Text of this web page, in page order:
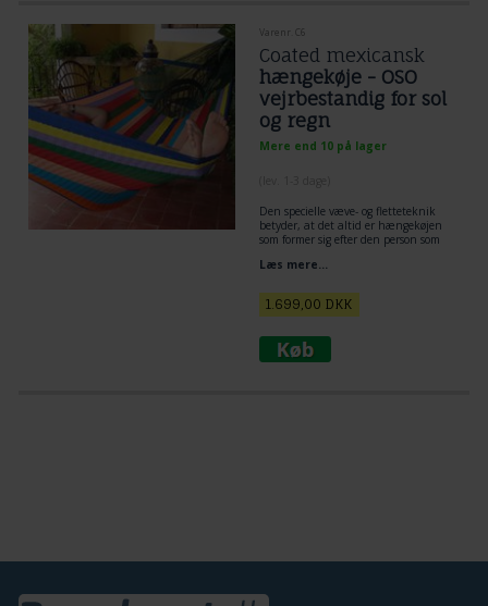
Varenr. C6
Coated mexicansk
hængekøje - OSO
vejrbestandig for sol
og regn
Mere end 10 på lager
Den specielle væve- og fletteteknik
betyder, at det altid er hængekøjen
som former sig efter den person som
som tilpasser sig opnås den
hængekøjen. Du kommer nærmest til
at ligge og svæve i luften, og det er
Læs mere...
1.699,00 DKK